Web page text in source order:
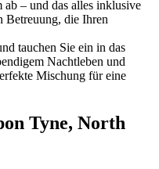
ab – und das alles inklusive
Betreuung, die Ihren
tauchen Sie ein in das
Nachtleben und
Mischung für eine
Tyne, North